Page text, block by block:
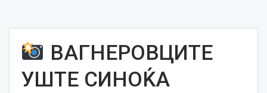
ВАГНЕРОВЦИТЕ
УШТЕ СИНОЌА